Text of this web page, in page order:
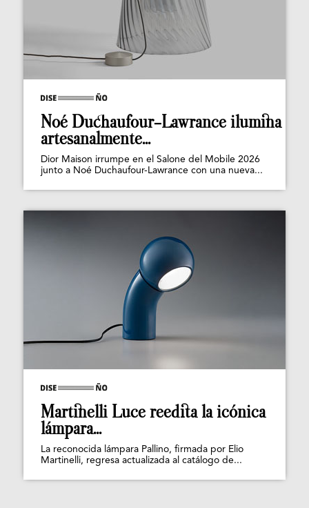
Noé Duchaufour-Lawrance ilumina
artesanalmente...
Dior Maison irrumpe en el Salone del Mobile 2026
junto a Noé Duchaufour-Lawrance con una nueva...
Martinelli Luce reedita la icónica
lámpara...
La reconocida lámpara Pallino, firmada por Elio
Martinelli, regresa actualizada al catálogo de...